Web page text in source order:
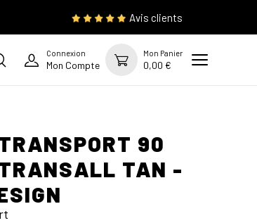
Avis clients
Connexion
Mon Compte
Mon Panier
0,00 €
90
TAN -